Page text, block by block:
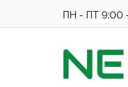
ПН - ПТ 9:00